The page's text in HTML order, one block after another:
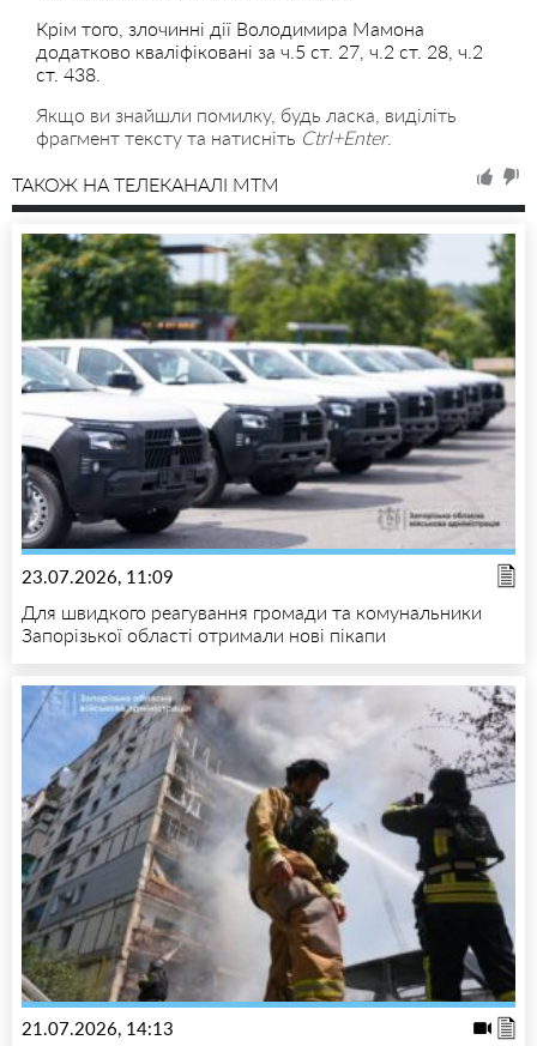
Крім того, злочинні дії Володимира Мамона
додатково кваліфіковані за ч.5 ст. 27, ч.2 ст. 28, ч.2
ст. 438.
Якщо ви знайшли помилку, будь ласка, виділіть
фрагмент тексту та натисніть Ctrl+Enter.
ТАКОЖ НА ТЕЛЕКАНАЛІ MTM
23.07.2026, 11:09
Для швидкого реагування громади та комунальники
Запорізької області отримали нові пікапи
21.07.2026, 14:13